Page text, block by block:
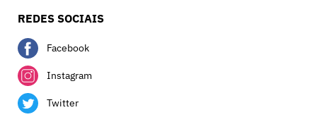
REDES SOCIAIS
Facebook
Instagram
Twitter